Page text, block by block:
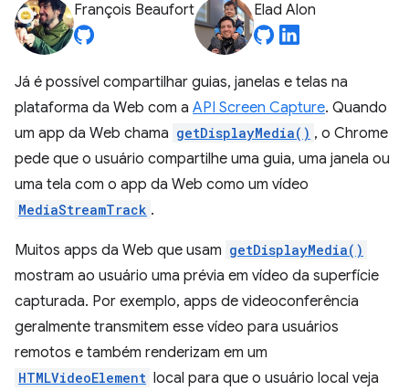
François Beaufort Elad Alon
Já é possível compartilhar guias, janelas e telas na
plataforma da Web com a API Screen Capture. Quando
um app da Web chama getDisplayMedia() , o Chrome
pede que o usuário compartilhe uma guia, uma janela ou
uma tela com o app da Web como um vídeo
MediaStreamTrack .
Muitos apps da Web que usam getDisplayMedia()
mostram ao usuário uma prévia em vídeo da superfície
capturada. Por exemplo, apps de videoconferência
geralmente transmitem esse vídeo para usuários
remotos e também renderizam em um
HTMLVideoElement local para que o usuário local veja